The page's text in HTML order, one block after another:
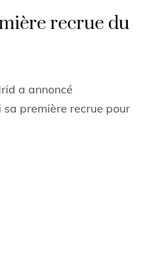
recrue du
a annoncé
première recrue pour